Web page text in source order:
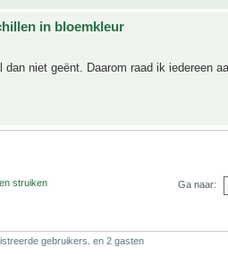
in bloemkleur
niet geënt. Daarom raad ik iedereen
struiken Ga naar:
gebruikers. en 2 gasten